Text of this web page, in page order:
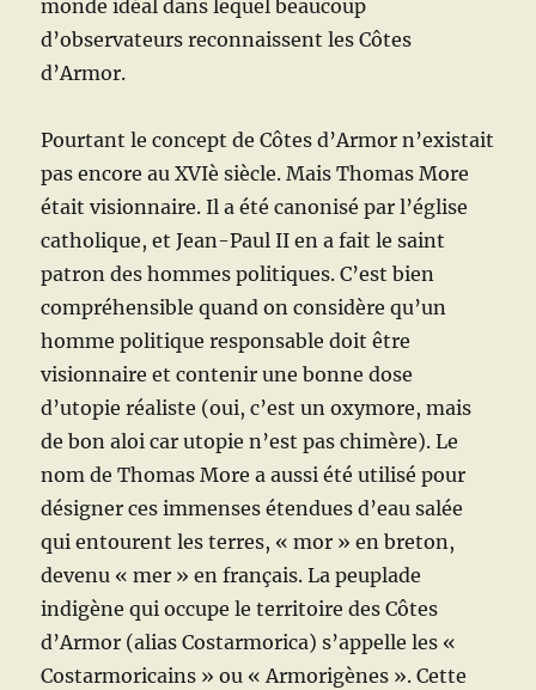
monde idéal dans lequel beaucoup
d’observateurs reconnaissent les Côtes
d’Armor.
Pourtant le concept de Côtes d’Armor n’existait
pas encore au XVIè siècle. Mais Thomas More
était visionnaire. Il a été canonisé par l’église
catholique, et Jean-Paul II en a fait le saint
patron des hommes politiques. C’est bien
compréhensible quand on considère qu’un
homme politique responsable doit être
visionnaire et contenir une bonne dose
d’utopie réaliste (oui, c’est un oxymore, mais
de bon aloi car utopie n’est pas chimère). Le
nom de Thomas More a aussi été utilisé pour
désigner ces immenses étendues d’eau salée
qui entourent les terres, « mor » en breton,
devenu « mer » en français. La peuplade
indigène qui occupe le territoire des Côtes
d’Armor (alias Costarmorica) s’appelle les «
Costarmoricains » ou « Armorigènes ». Cette